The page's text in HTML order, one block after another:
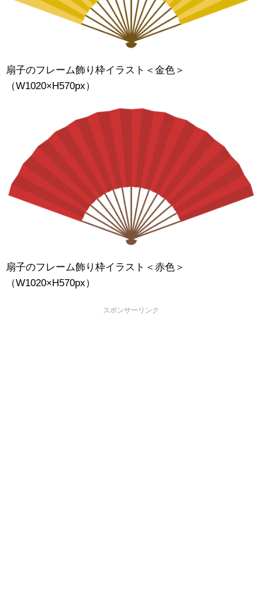
扇子のフレーム飾り枠イラスト＜金色＞
（W1020×H570px）
扇子のフレーム飾り枠イラスト＜赤色＞
（W1020×H570px）
スポンサーリンク